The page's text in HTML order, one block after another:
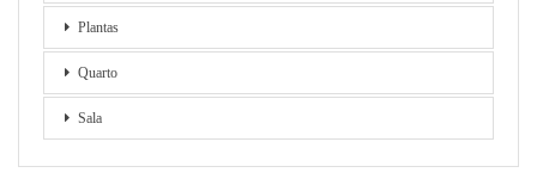
Plantas
Quarto
Sala